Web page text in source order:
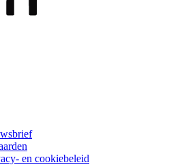
en cookiebeleid